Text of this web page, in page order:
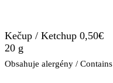
Kečup / Ketchup 0,50€
20 g
Obsahuje alergény /